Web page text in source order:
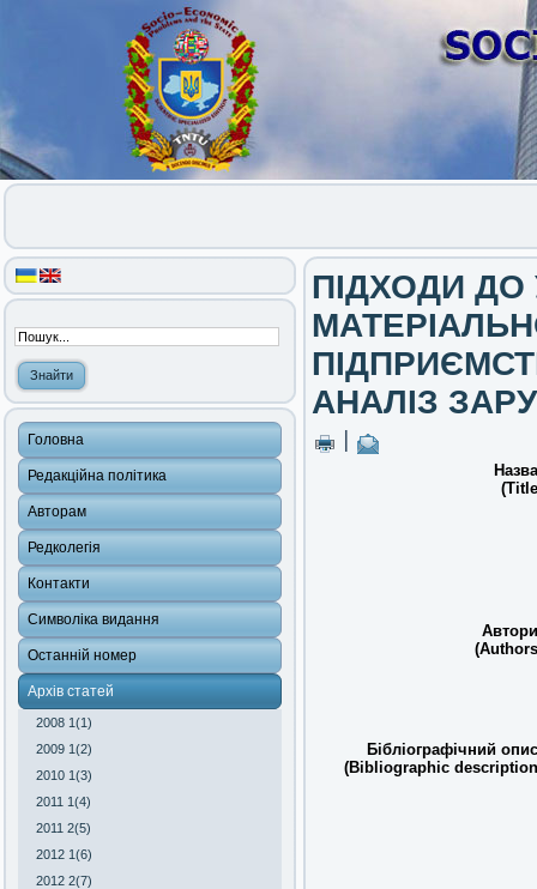
Головна
Редакційна політика
Авторам
Редколегія
Контакти
Символіка видання
Останній номер
Архів статей
2008 1(1)
2009 1(2)
2010 1(3)
2011 1(4)
2011 2(5)
2012 1(6)
2012 2(7)
ПІДХОДИ
АНАЛІЗ
Бібліографічний
(Bibliographic